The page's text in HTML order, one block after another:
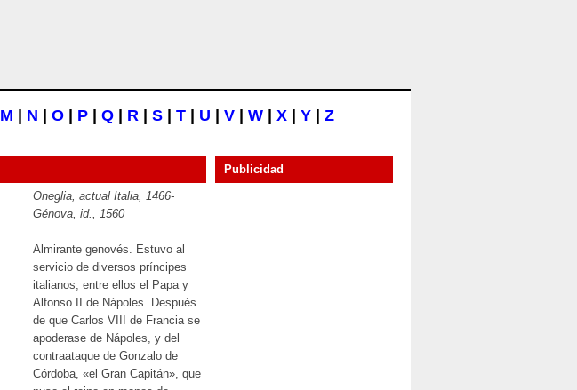
M N O P Q R S T U V W X Y Z
Oneglia, actual Italia, 1466-
Génova, id., 1560
Almirante genovés. Estuvo al
servicio de diversos príncipes
italianos, entre ellos el Papa y
Alfonso II de Nápoles. Después
de que Carlos VIII de Francia se
apoderase de Nápoles, y del
contraataque de Gonzalo de
Córdoba, «el Gran Capitán», que
Publicidad